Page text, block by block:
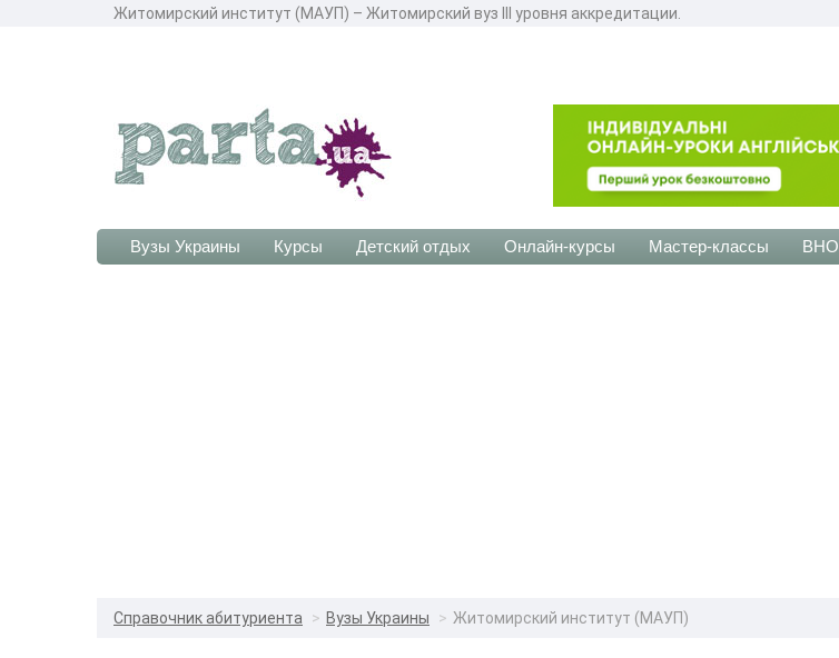
Житомирский институт (МАУП) – Житомирский вуз III уровня аккредитации.
Вузы Украины Курсы Детский отдых Онлайн-курсы Мастер-классы ВНО
Справочник абитуриента Вузы Украины Житомирский институт (МАУП)